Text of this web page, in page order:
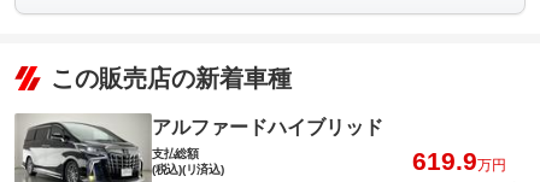
この販売店の新着車種
アルファードハイブリッド
支払総額
(税込)(リ済込)
619.9万円